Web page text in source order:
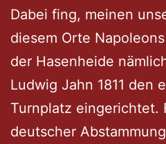
Dabei fing, meinen
diesem Orte
der Hasenheide
Ludwig Jahn 1811 den
Turnplatz eingerichtet.
deutscher